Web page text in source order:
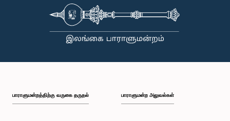
பாராளுமன்றத்திற்கு வருகை தருதல் பாராளுமன்ற அலுவல்கள்